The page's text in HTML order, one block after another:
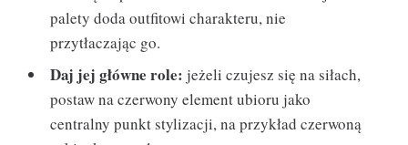
palety doda outfitowi charakteru, nie
przytłaczając go.
Daj jej główne role: jeżeli czujesz się na siłach,
postaw na czerwony element ubioru jako
centralny punkt stylizacji, na przykład czerwoną